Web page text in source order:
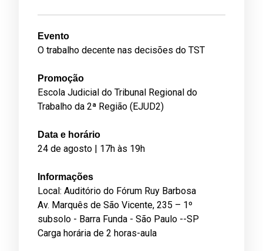
Evento
O trabalho decente nas decisões do TST
Promoção
Escola Judicial do Tribunal Regional do
Trabalho da 2ª Região (EJUD2)
Data e horário­
24 de agosto | 17h às 19h
Informações
Local: Auditório do Fórum Ruy Barbosa
Av. Marquês de São Vicente, 235 – 1º
subsolo - Barra Funda - São Paulo --SP
Carga horária de 2 horas-aula